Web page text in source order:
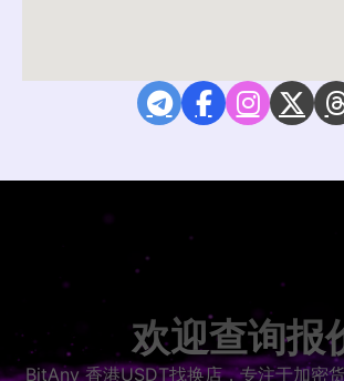
欢迎查询报
BitAny 香港USDT找换店，专注于加密